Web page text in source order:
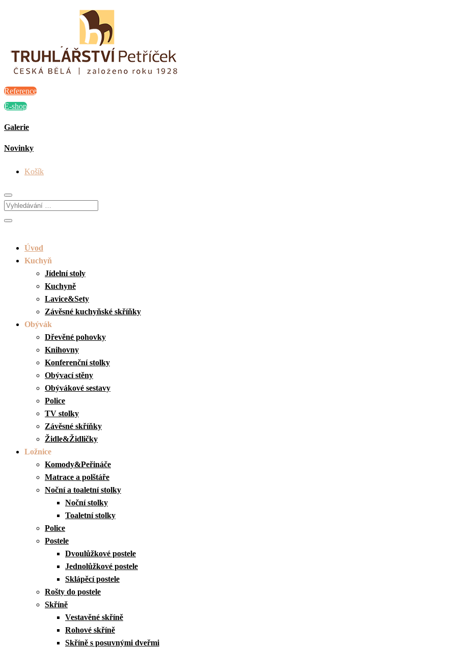
Reference
E-shop
Galerie
Novinky
Košík
Úvod
Kuchyň
Jídelní stoly
Kuchyně
Lavice&Sety
Závěsné kuchyňské skříňky
Obývák
Dřevěné pohovky
Knihovny
Konferenční stolky
Obývací stěny
Obývákové sestavy
Police
TV stolky
Závěsné skříňky
Židle&Židličky
Ložnice
Komody&Peřináče
Matrace a polštáře
Noční a toaletní stolky
Noční stolky
Toaletní stolky
Police
Postele
Dvoulůžkové postele
Jednolůžkové postele
Sklápěcí postele
Rošty do postele
Skříně
Vestavěné skříně
Rohové skříně
Skříně s posuvnými dveřmi